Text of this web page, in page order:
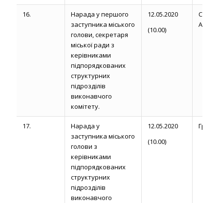
16.
Нарада у першого
заступника міського
голови, секретаря
міської ради з
керівниками
підпорядкованих
структурних
підрозділів
виконавчого
комітету.
12.05.2020
(10.00)
А. М.
17.
Нарада у
заступника міського
голови з
керівниками
підпорядкованих
структурних
підрозділів
виконавчого
12.05.2020
(10.00)